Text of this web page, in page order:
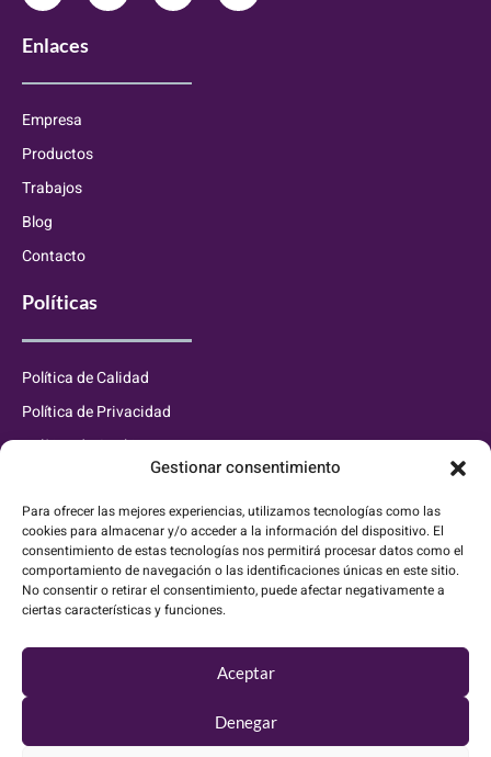
Gestionar consentimiento
Para ofrecer las mejores experiencias, utilizamos tecnologías como las
cookies para almacenar y/o acceder a la información del dispositivo. El
consentimiento de estas tecnologías nos permitirá procesar datos como el
comportamiento de navegación o las identificaciones únicas en este sitio.
No consentir o retirar el consentimiento, puede afectar negativamente a
ciertas características y funciones.
Aceptar
Denegar
Enlaces
Empresa
Productos
Trabajos
Blog
Contacto
Políticas
Política de Calidad
Política de Privacidad
Política de Cookies
info@waluxaluminium.es
627 833 889
Walux Aluminium – Empresa de Aluminio expertos en
Cerramientos